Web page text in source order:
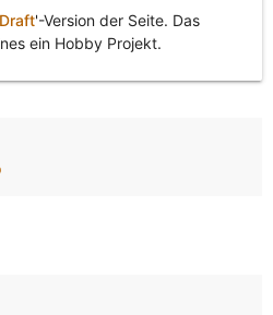
'-Version der Seite. Das
ein Hobby Projekt.